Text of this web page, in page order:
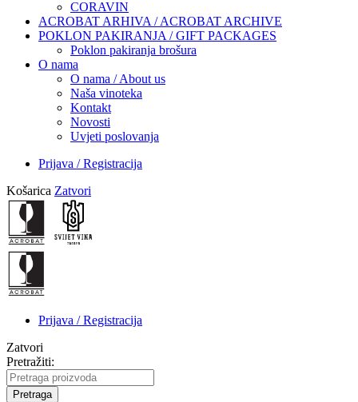
CORAVIN
ACROBAT ARHIVA / ACROBAT ARCHIVE
POKLON PAKIRANJA / GIFT PACKAGES
Poklon pakiranja brošura
O nama
O nama / About us
Naša vinoteka
Kontakt
Novosti
Uvjeti poslovanja
Prijava / Registracija
Košarica Zatvori
Prijava / Registracija
Zatvori
Pretražiti:
Pretraga